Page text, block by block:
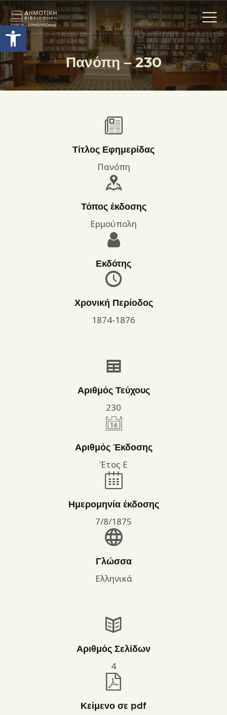
Ανοίξτε τη γραμμή εργαλείων
Πανόπη – 230
Η ΒΙΒΛΙΟΘΗΚΗ
ΟΙ ΣΥΛΛΟΓΈΣ
ΔΡΑΣΤΗΡΙΟΤΗΤΕΣ
ΕΠΙΚΟΙΝΩΝΊΑ
ΌΡΟΙ ΧΡΉΣΗΣ
Τίτλος Εφημερίδας
Πανόπη
Τόπος έκδοσης
Ερμούπολη
Εκδότης
Χρονική Περίοδος
1874-1876
Αριθμός Τεύχους
230
Αριθμός Έκδοσης
Έτος Ε
Ημερομηνία έκδοσης
7/8/1875
Γλώσσα
Ελληνικά
Αριθμός Σελίδων
4
Κείμενο σε pdf